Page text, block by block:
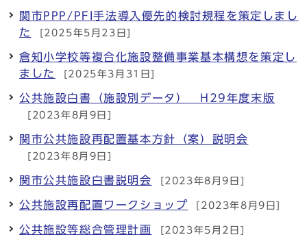
関市PPP/PFI手法導入優先的検討規程を策定しまし
た
[2025年5月23日]
倉知小学校等複合化施設整備事業基本構想を策定し
ました
[2025年3月31日]
公共施設白書（施設別データ） H29年度末版
[2023年8月9日]
関市公共施設再配置基本方針（案）説明会
[2023年8月9日]
関市公共施設白書説明会 [2023年8月9日]
公共施設再配置ワークショップ [2023年8月9日]
公共施設等総合管理計画 [2023年5月2日]